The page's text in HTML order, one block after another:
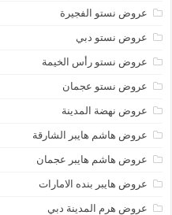
عروض نستو الفجيرة
عروض نستو دبي
عروض نستو رأس الخيمة
عروض نستو عجمان
عروض نهضة المدينة
عروض هاشم هايبر الشارقة
عروض هاشم هايبر عجمان
عروض هايبر بنده الامارات
عروض هرم المدينة دبي